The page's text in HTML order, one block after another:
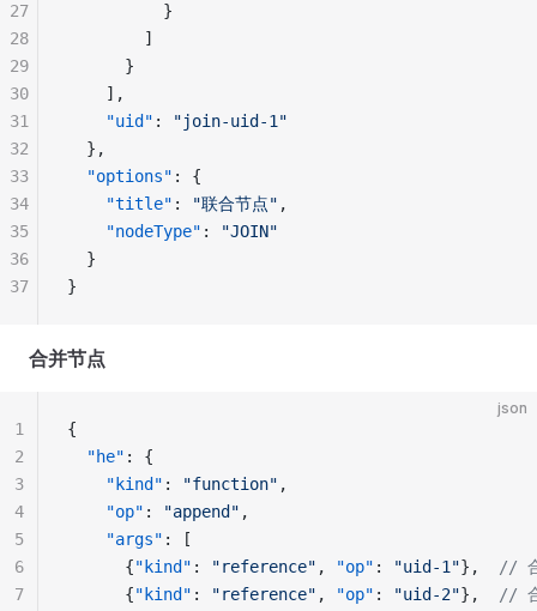
          }
        ]
      }
    ],
    "uid"
:
"join-uid-1"
  },
  "options"
: {
    "title"
: "联合节点" ,
    "nodeType"
:
"JOIN"
  }
}
27
28
29
30
31
32
33
34
35
36
37
合并节点
json
{
  "he"
: {
    "kind"
: "function" ,
    "op"
: "append" ,
    "args"
: [
      {
"kind" : "reference" , "op" : "uid-1"},
// 合
      {
"kind" : "reference" , "op" : "uid-2"},
//
1
2
3
4
5
6
7